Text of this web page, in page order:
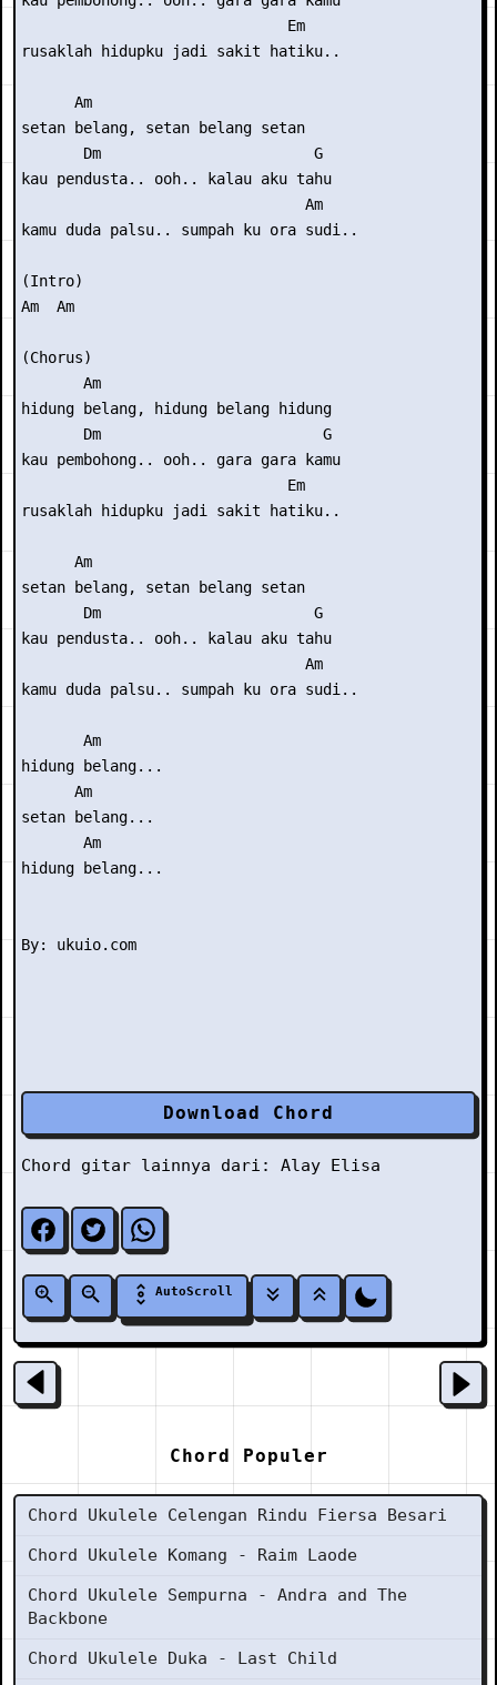
                              Em
rusaklah hidupku jadi sakit hatiku..
      Am
setan belang, setan belang setan
       Dm                        G
kau pendusta.. ooh.. kalau aku tahu
                                Am
kamu duda palsu.. sumpah ku ora sudi..
(Intro)
Am  Am
(Chorus)
       Am
hidung belang, hidung belang hidung
       Dm                         G
kau pembohong.. ooh.. gara gara kamu
                              Em
rusaklah hidupku jadi sakit hatiku..
      Am
setan belang, setan belang setan
       Dm                        G
kau pendusta.. ooh.. kalau aku tahu
                                Am
kamu duda palsu.. sumpah ku ora sudi..
       Am
hidung belang...
      Am
setan belang...
       Am
hidung belang...
Download Chord
Chord gitar lainnya dari: Alay Elisa
AutoScroll
Chord Populer
Chord Ukulele Celengan Rindu Fiersa Besari
Chord Ukulele Komang - Raim Laode
Chord Ukulele Sempurna - Andra and The
Backbone
Chord Ukulele Duka - Last Child